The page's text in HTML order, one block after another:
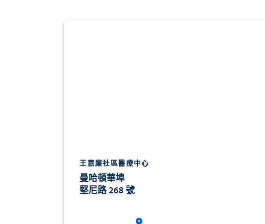
王嘉廉社區醫療中心
曼哈頓華埠
堅尼路 268 號